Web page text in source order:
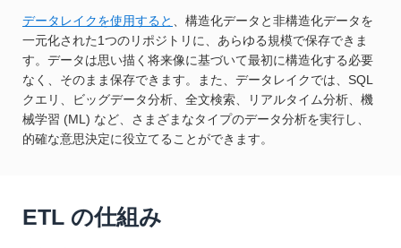
データレイクを使用すると
、構造化データと非構造化データを
一元化された1つのリポジトリに、あらゆる規模で保存できま
す。データは思い描く将来像に基づいて最初に構造化する必要
なく、そのまま保存できます。また、データレイクでは、SQL
クエリ、ビッグデータ分析、全文検索、リアルタイム分析、機
械学習 (ML) など、さまざまなタイプのデータ分析を実行し、
的確な意思決定に役立てることができます。
ETL の仕組み